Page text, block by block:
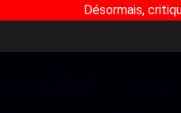
Désormais,